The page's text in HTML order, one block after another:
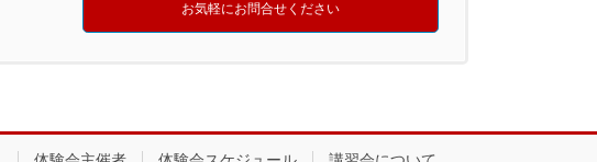
お気軽にお問合せください